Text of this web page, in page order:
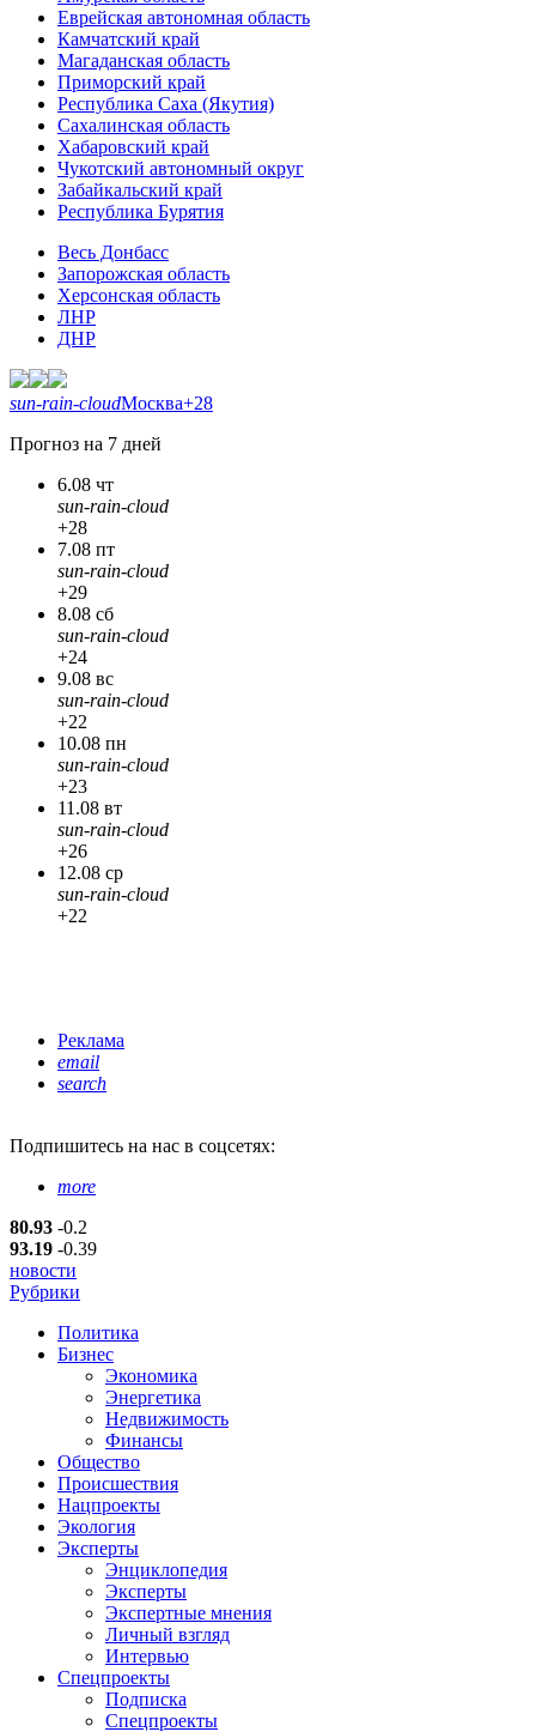
Еврейская автономная область
Камчатский край
Магаданская область
Приморский край
Республика Саха (Якутия)
Сахалинская область
Хабаровский край
Чукотский автономный округ
Забайкальский край
Республика Бурятия
Весь Донбасс
Запорожская область
Херсонская область
ЛНР
ДНР
sun-rain-cloudМосква+28
Прогноз на 7 дней
6.08 чт
sun-rain-cloud
+28
7.08 пт
sun-rain-cloud
+29
8.08 сб
sun-rain-cloud
+24
9.08 вс
sun-rain-cloud
+22
10.08 пн
sun-rain-cloud
+23
11.08 вт
sun-rain-cloud
+26
12.08 ср
sun-rain-cloud
+22
Реклама
email
search
Подпишитесь на нас в соцсетях:
more
80.93 -0.2
93.19 -0.39
новости
Рубрики
Политика
Бизнес
Экономика
Энергетика
Недвижимость
Финансы
Общество
Происшествия
Нацпроекты
Экология
Эксперты
Энциклопедия
Эксперты
Экспертные мнения
Личный взгляд
Интервью
Спецпроекты
Подписка
Спецпроекты